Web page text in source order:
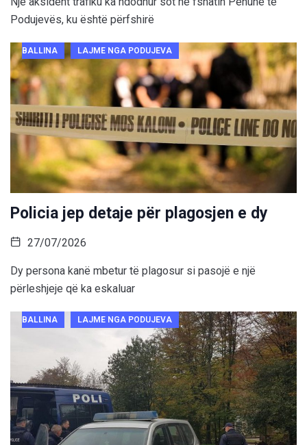
Podujevës, ku është përfshirë
BALLINA LAJME NGA PODUJEVA
Policia jep detaje për plagosjen e dy
27/07/2026
Dy persona kanë mbetur të plagosur si pasojë e një
përleshjeje që ka eskaluar
BALLINA LAJME NGA PODUJEVA